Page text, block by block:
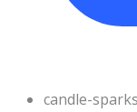
candle-